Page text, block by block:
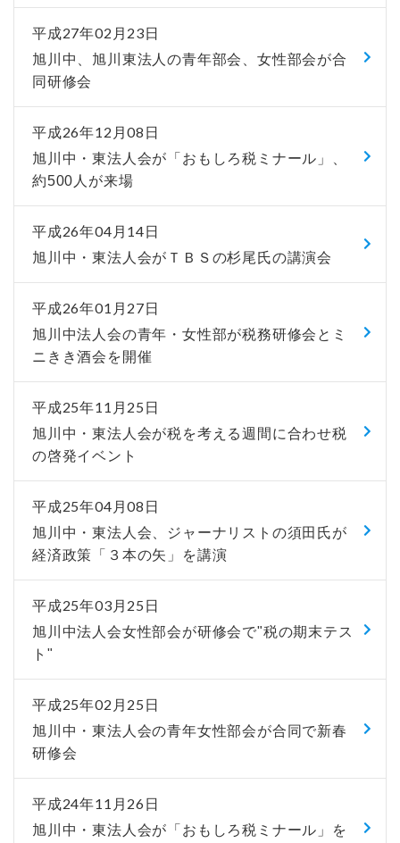
平成27年02月23日
旭川中、旭川東法人の青年部会、女性部会が合
同研修会
平成26年12月08日
旭川中・東法人会が「おもしろ税ミナール」、
約500人が来場
平成26年04月14日
旭川中・東法人会がＴＢＳの杉尾氏の講演会
平成26年01月27日
旭川中法人会の青年・女性部が税務研修会とミ
ニきき酒会を開催
平成25年11月25日
旭川中・東法人会が税を考える週間に合わせ税
の啓発イベント
平成25年04月08日
旭川中・東法人会、ジャーナリストの須田氏が
経済政策「３本の矢」を講演
平成25年03月25日
旭川中法人会女性部会が研修会で"税の期末テス
ト"
平成25年02月25日
旭川中・東法人会の青年女性部会が合同で新春
研修会
平成24年11月26日
旭川中・東法人会が「おもしろ税ミナール」を